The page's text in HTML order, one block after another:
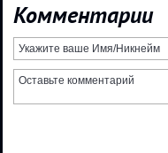
Комментарии